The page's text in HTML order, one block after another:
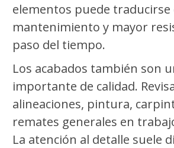
elementos puede traducirse
mantenimiento y mayor
paso del tiempo.
Los acabados también son
importante de calidad.
alineaciones, pintura,
remates generales en
La atención al detalle suele